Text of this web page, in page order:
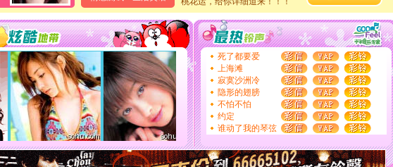
卖了。水晶之恋祝你新年快乐。
[春节]风柔雨润好月圆，半岛铁盒伴身边，每日尽显开心
颜！冬去春来似水如烟，劳碌人生需尽欢！听一曲轻歌，
道一声平安！新年吉祥万事如愿
[春节]
传说薰衣草有四片叶子：第一片叶子是信仰，第二
片叶子是希望，第三片叶子是爱情，第四片叶子是幸运。
送你一棵薰衣草，愿你新年快乐！
[圣诞节]圣诞节到了，想想没什么送给你的，又不打算给
你太多，只有给你五千万：千万快乐！千万要健康！千万
要平安！千万要知足！千万不要忘记我！
[圣诞节]不只这样的日子才会想起你,而是这样的日子才
能正大光明地骚扰你,告诉你,圣诞要快乐!新年要快乐!天
天都要快乐噢!
[圣诞节]奉上一颗祝福的心,在这个特别的日子里,愿幸福,
死了都要爱
上海滩
寂寞沙洲冷
隐形的翅膀
不怕不怕
约定
谁动了我的琴弦